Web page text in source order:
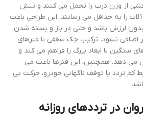
از وزن درب را تحمل می کنند و تنش
را به حداقل می رسانند. این طراحی باعث
لرزش باشد و حتی در باز و بسته شدن
اضافی نشود. ترکیب جک سقفی با فنرهای
سنگین با ابعاد بزرگ را فراهم می کند و
می دهد. همچنین، این فنرها باعث می
تردد یا توقف ناگهانی خودرو، حرکت بی
در ترددهای روزانه